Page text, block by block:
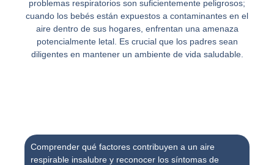
problemas respiratorios son suficientemente peligrosos;
cuando los bebés están expuestos a contaminantes en el
aire dentro de sus hogares, enfrentan una amenaza
potencialmente letal. Es crucial que los padres sean
diligentes en mantener un ambiente de vida saludable.
Comprender qué factores contribuyen a un aire
respirable insalubre y reconocer los síntomas de